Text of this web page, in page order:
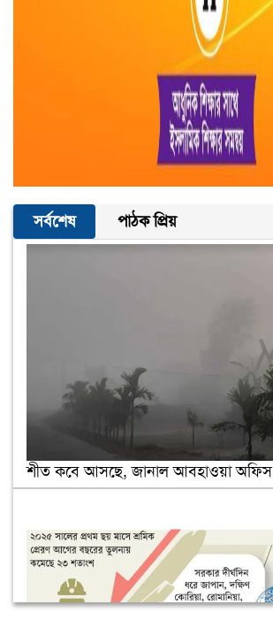
সর্বশেষ পাঠক প্রিয়
শীত কবে আসছে, জানাল আবহাওয়া অফিস